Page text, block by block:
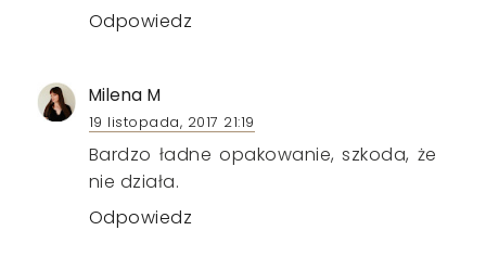
Odpowiedz
Milena M
19 listopada, 2017 21:19
Bardzo ładne opakowanie, szkoda, że
nie działa.
Odpowiedz